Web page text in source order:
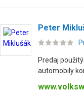
Peter
Predaj
automobily